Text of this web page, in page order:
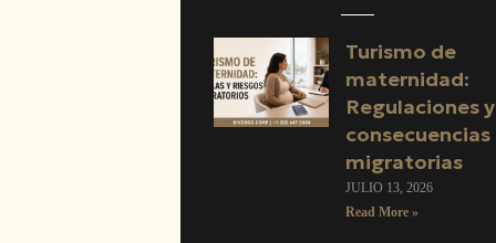
Turismo de
maternidad:
Regulaciones y
consecuencias
migratorias
JULIO 13, 2026
Read More »